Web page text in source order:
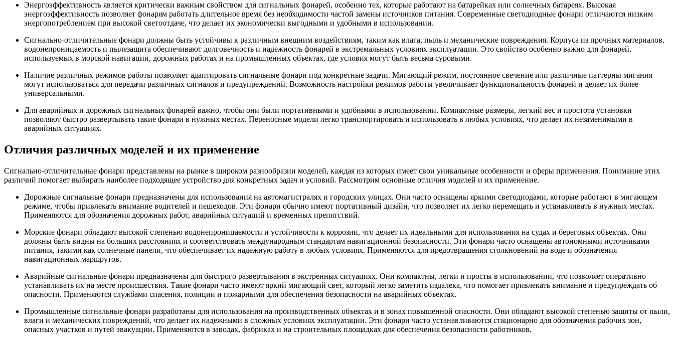
Энергоэффективность является критически важным свойством для сигнальных фонарей, особенно тех, которые работают на батарейках или солнечных батареях. Высокая
энергоэффективность позволяет фонарям работать длительное время без необходимости частой замены источников питания. Современные светодиодные фонари отличаются низким
энергопотреблением при высокой светоотдаче, что делает их экономически выгодными и удобными в использовании.
Сигнально-отличительные фонари должны быть устойчивы к различным внешним воздействиям, таким как влага, пыль и механические повреждения. Корпуса из прочных материалов,
водонепроницаемость и пылезащита обеспечивают долговечность и надежность фонарей в экстремальных условиях эксплуатации. Это свойство особенно важно для фонарей,
используемых в морской навигации, дорожных работах и на промышленных объектах, где условия могут быть весьма суровыми.
Наличие различных режимов работы позволяет адаптировать сигнальные фонари под конкретные задачи. Мигающий режим, постоянное свечение или различные паттерны мигания
могут использоваться для передачи различных сигналов и предупреждений. Возможность настройки режимов работы увеличивает функциональность фонарей и делает их более
универсальными.
Для аварийных и дорожных сигнальных фонарей важно, чтобы они были портативными и удобными в использовании. Компактные размеры, легкий вес и простота установки
позволяют быстро развертывать такие фонари в нужных местах. Переносные модели легко транспортировать и использовать в любых условиях, что делает их незаменимыми в
аварийных ситуациях.
Отличия различных моделей и их применение
Сигнально-отличительные фонари представлены на рынке в широком разнообразии моделей, каждая из которых имеет свои уникальные особенности и сферы применения. Понимание этих
различий помогает выбирать наиболее подходящее устройство для конкретных задач и условий. Рассмотрим основные отличия моделей и их применение.
Дорожные сигнальные фонари предназначены для использования на автомагистралях и городских улицах. Они часто оснащены яркими светодиодами, которые работают в мигающем
режиме, чтобы привлекать внимание водителей и пешеходов. Эти фонари обычно имеют портативный дизайн, что позволяет их легко перемещать и устанавливать в нужных местах.
Применяются для обозначения дорожных работ, аварийных ситуаций и временных препятствий.
Морские фонари обладают высокой степенью водонепроницаемости и устойчивости к коррозии, что делает их идеальными для использования на судах и береговых объектах. Они
должны быть видны на больших расстояниях и соответствовать международным стандартам навигационной безопасности. Эти фонари часто оснащены автономными источниками
питания, такими как солнечные панели, что обеспечивает их надежную работу в любых условиях. Применяются для предотвращения столкновений на воде и обозначения
навигационных маршрутов.
Аварийные сигнальные фонари предназначены для быстрого развертывания в экстренных ситуациях. Они компактны, легки и просты в использовании, что позволяет оперативно
устанавливать их на месте происшествия. Такие фонари часто имеют яркий мигающий свет, который легко заметить издалека, что помогает привлекать внимание и предупреждать об
опасности. Применяются службами спасения, полиции и пожарными для обеспечения безопасности на аварийных объектах.
Промышленные сигнальные фонари разработаны для использования на производственных объектах и в зонах повышенной опасности. Они обладают высокой степенью защиты от пыли,
влаги и механических повреждений, что делает их надежными в сложных условиях эксплуатации. Эти фонари часто устанавливаются стационарно для обозначения рабочих зон,
опасных участков и путей эвакуации. Применяются в заводах, фабриках и на строительных площадках для обеспечения безопасности работников.